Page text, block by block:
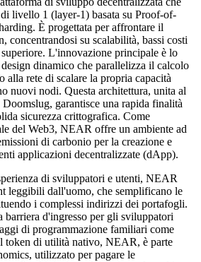
livello 1 (layer-1) basata su Proof-of-
È progettata per affrontare il
concentrandosi su scalabilità, bassi costi
L'innovazione principale è lo
dinamico che parallelizza il calcolo
alla rete di scalare la propria capacità
nuovi nodi. Questa architettura, unita al
garantisce una rapida finalità
sicurezza crittografica. Come
del Web3, NEAR offre un ambiente ad
di carbonio per la creazione e
applicazioni decentralizzate (dApp).
di sviluppatori e utenti, NEAR
leggibili dall'uomo, che semplificano le
i complessi indirizzi dei portafogli.
barriera d'ingresso per gli sviluppatori
di programmazione familiari come
token di utilità nativo, NEAR, è parte
utilizzato per pagare le